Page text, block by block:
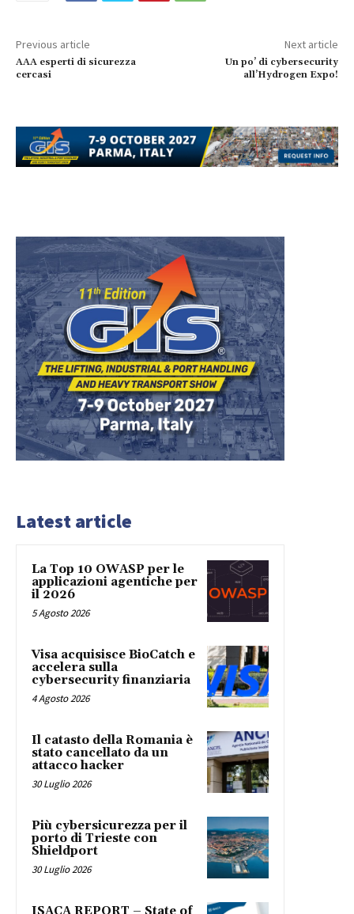
Previous article
AAA esperti di sicurezza
cercasi
Next article
Un po’ di cybersecurity
all’Hydrogen Expo!
Latest article
La Top 10 OWASP per le
applicazioni agentiche per
il 2026
5 Agosto 2026
Visa acquisisce BioCatch e
accelera sulla
cybersecurity finanziaria
4 Agosto 2026
Il catasto della Romania è
stato cancellato da un
attacco hacker
30 Luglio 2026
Più cybersicurezza per il
porto di Trieste con
Shieldport
30 Luglio 2026